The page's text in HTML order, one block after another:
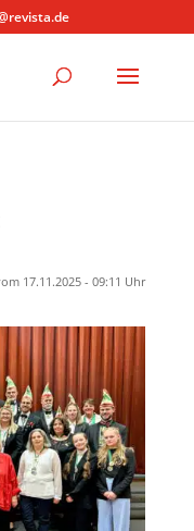
17.11.2025 - 09:11 Uhr